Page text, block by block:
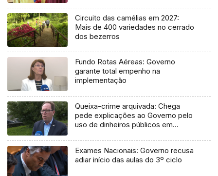
Circuito das camélias em 2027:
Mais de 400 variedades no cerrado
dos bezerros
Fundo Rotas Aéreas: Governo
garante total empenho na
implementação
Queixa-crime arquivada: Chega
pede explicações ao Governo pelo
uso de dinheiros públicos em
Exames Nacionais: Governo recusa
adiar início das aulas do 3º ciclo